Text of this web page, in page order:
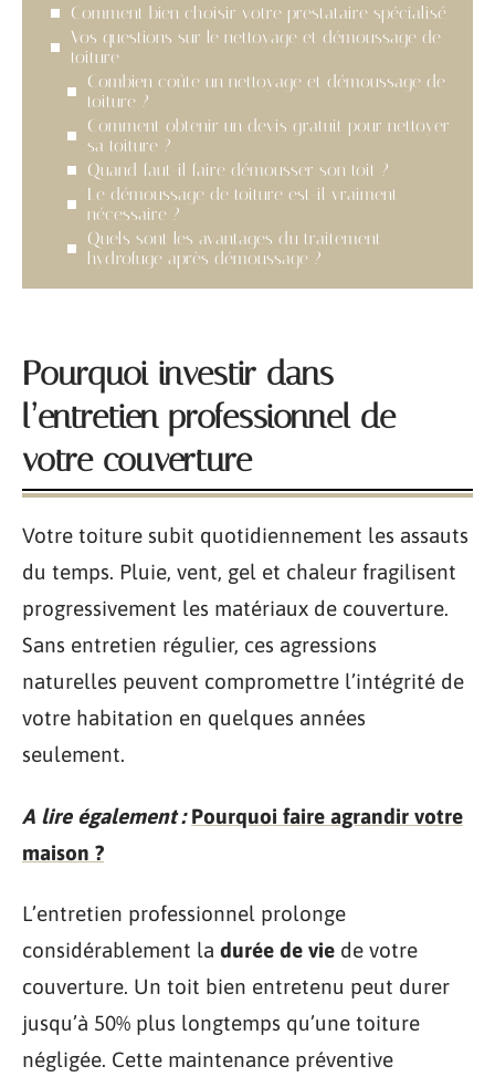
Comment bien choisir votre prestataire spécialisé
Vos questions sur le nettoyage et démoussage de
toiture
Combien coûte un nettoyage et démoussage de
toiture ?
Comment obtenir un devis gratuit pour nettoyer
sa toiture ?
Quand faut-il faire démousser son toit ?
Le démoussage de toiture est-il vraiment
nécessaire ?
Quels sont les avantages du traitement
hydrofuge après démoussage ?
Pourquoi investir dans
l’entretien professionnel de
votre couverture
Votre toiture subit quotidiennement les assauts
du temps. Pluie, vent, gel et chaleur fragilisent
progressivement les matériaux de couverture.
Sans entretien régulier, ces agressions
naturelles peuvent compromettre l’intégrité de
votre habitation en quelques années
seulement.
A lire également : Pourquoi faire agrandir votre
maison ?
L’entretien professionnel prolonge
considérablement la durée de vie de votre
couverture. Un toit bien entretenu peut durer
jusqu’à 50% plus longtemps qu’une toiture
négligée. Cette maintenance préventive